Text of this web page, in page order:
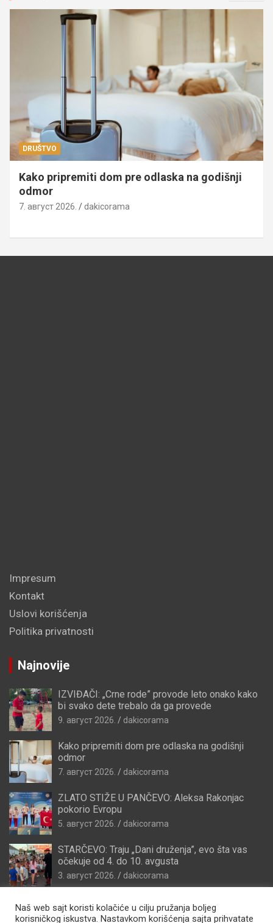
DRUŠTVO
Kako pripremiti dom pre odlaska na godišnji
odmor
7. август 2026. dakicorama
Impresum
Kontakt
Uslovi korišćenja
Politika privatnosti
Najnovije
IZVIĐAČI: „Crne rode” provode leto onako kako
bi svako dete trebalo da ga provede
9. август 2026. dakicorama
Kako pripremiti dom pre odlaska na godišnji
odmor
7. август 2026. dakicorama
ZLATO STIŽE U PANČEVO: Aleksa Rakonjac
pokorio Evropu
5. август 2026. dakicorama
STARČEVO: Traju „Dani druženja”, evo šta vas
očekuje od 4. do 10. avgusta
3. август 2026. dakicorama
Naš web sajt koristi kolačiće u cilju pružanja boljeg
korisničkog iskustva. Nastavkom korišćenja sajta prihvatate